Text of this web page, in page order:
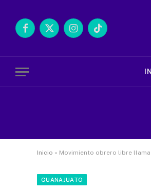
Facebook
X
InstagramTikTok
Inicio » Movimiento obrero libre
GUANAJUATO